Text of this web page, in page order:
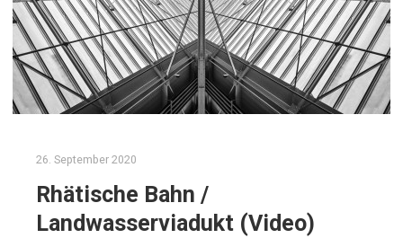
26. September 2020
Rhätische Bahn /
Landwasserviadukt (Video)